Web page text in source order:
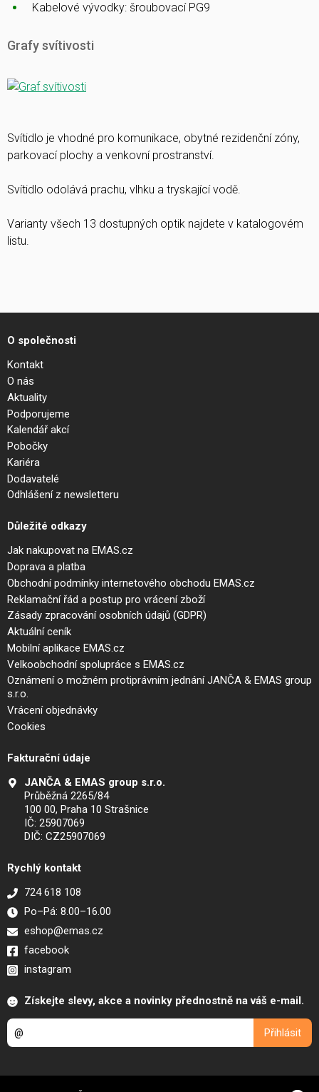
Kabelové vývodky: šroubovací PG9
Grafy svítivosti
Svítidlo je vhodné pro komunikace, obytné rezidenční zóny,
parkovací plochy a venkovní prostranství.
Svítidlo odolává prachu, vlhku a tryskající vodě.
Varianty všech 13 dostupných optik najdete v katalogovém
listu.
O společnosti
Kontakt
O nás
Aktuality
Podporujeme
Kalendář akcí
Pobočky
Kariéra
Dodavatelé
Odhlášení z newsletteru
Důležité odkazy
Jak nakupovat na EMAS.cz
Doprava a platba
Obchodní podmínky internetového obchodu EMAS.cz
Reklamační řád a postup pro vrácení zboží
Zásady zpracování osobních údajů (GDPR)
Aktuální ceník
Mobilní aplikace EMAS.cz
Velkoobchodní spolupráce s EMAS.cz
Oznámení o možném protiprávním jednání JANČA & EMAS group
s.r.o.
Vrácení objednávky
Cookies
Fakturační údaje
JANČA & EMAS group s.r.o.
Průběžná 2265/84
100 00, Praha 10 Strašnice
IČ: 25907069
DIČ: CZ25907069
Rychlý kontakt
724 618 108
Po–Pá: 8.00–16.00
eshop@emas.cz
facebook
instagram
Získejte slevy, akce a novinky přednostně na váš e-mail.